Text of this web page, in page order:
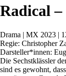
Radical
Drama | MX 2023 |
Regie: Christopher
Darsteller*innen:
Die Sechstklässler
sind es gewohnt,